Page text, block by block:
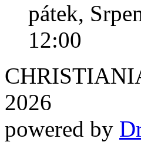
pátek,
12:00
2026
powered by